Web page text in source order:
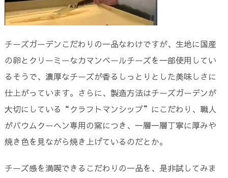
チーズガーデンこだわりの一品なわけですが、生地に国産
の卵とクリーミーなカマンベールチーズを一部使用してい
るそうで、濃厚なチーズが香るしっとりとした美味しさに
仕上がっています。さらに、製造方法はチーズガーデンが
大切にしている“クラフトマンシップ”にこだわり、職人
がバウムクーヘン専用の窯につき、一層一層丁寧に厚みや
焼き色を見ながら焼き上げているのだとか。
チーズ感を満喫できるこだわりの一品を、是非試してみま